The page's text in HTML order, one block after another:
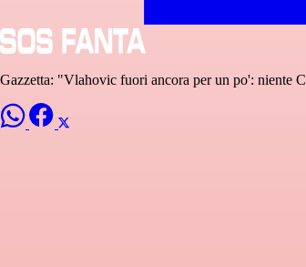
Gazzetta: "Vlahovic fuori ancora per un po': niente